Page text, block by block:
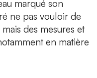
marqué son
ne pas vouloir de
des mesures et
en matière